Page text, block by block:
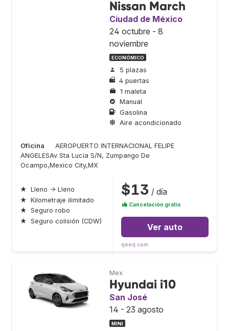
Nissan March
Ciudad de México
24 octubre - 8
noviembre
ECONÓMICO
5 plazas
4 puertas
1 maleta
Manual
Gasolina
Aire acondicionado
Oficina
AEROPUERTO INTERNACIONAL FELIPE
ANGELESAv Sta Lucía S/N, Zumpango De
Ocampo,Mexico City,MX
★ Lleno → Lleno
★ Kilometraje ilimitado
★ Seguro robo
★ Seguro colisión (CDW)
$13 / día
Cancelación gratis
Ver auto
qeeq.com
Mex
Hyundai i10
San José
14 - 23 agosto
MINI